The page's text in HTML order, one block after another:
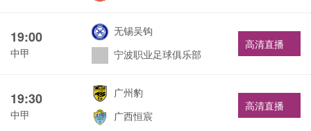
19:00
中甲
无锡吴钩
宁波职业足球俱乐部
高清直播
19:30
中甲
广州豹
广西恒宸
高清直播